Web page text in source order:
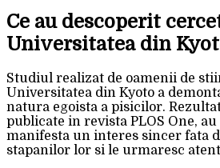
Ce au descoperit
Universitatea din
Studiul realizat de oamenii de
Universitatea din Kyoto a
natura egoista a pisicilor.
publicate in revista PLOS One,
manifesta un interes sincer fata
stapanilor lor si le urmaresc